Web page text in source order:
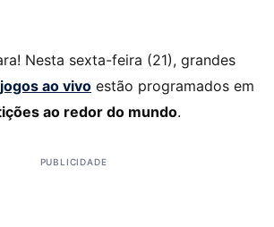
Nesta sexta-feira (21), grandes
jogos ao vivo estão programados em
ao redor do mundo.
PUBLICIDADE